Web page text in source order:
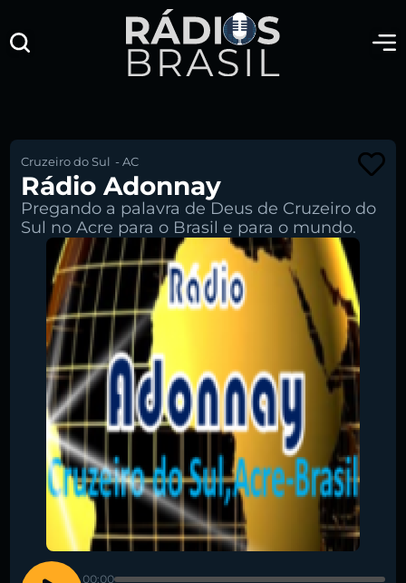
Pesquise aqui a sua rádio favorita:
Cruzeiro do Sul -AC
Rádio Adonnay
Pregando a palavra de Deus de Cruzeiro do
Sul no Acre para o Brasil e para o mundo.
00:00